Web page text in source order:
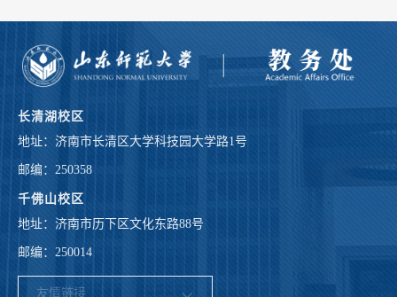
长清湖校区
地址：济南市长清区大学科技园大学路1号
邮编：250358
千佛山校区
地址：济南市历下区文化东路88号
邮编：250014